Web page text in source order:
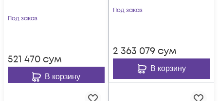
Под заказ
521 470 сум
В корзину
Под заказ
2 363 079 сум
В корзину